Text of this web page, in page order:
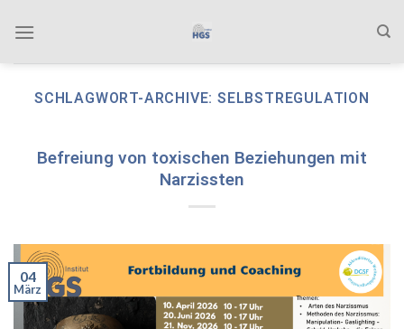
Inhalt
SCHLAGWORT-ARCHIVE:SELBSTREGULATION
Befreiung von toxischen Beziehungen mit
Narzissten
04
März